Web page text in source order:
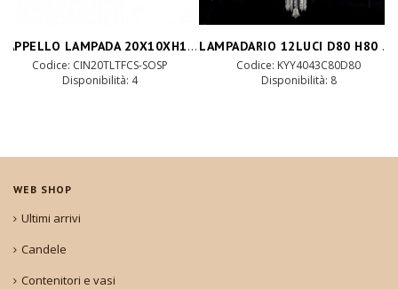
CAPPELLO LAMPADA 20X10XH12cm - fucsia
Codice: CIN20TLTFCS-SOSP
Disponibilità: 4
LAMPADARIO 12LUCI D80 H80 kg16- crome
Codice: KYY4043C80D80
Disponibilità: 8
WEB SHOP
Ultimi arrivi
Candele
Contenitori e vasi